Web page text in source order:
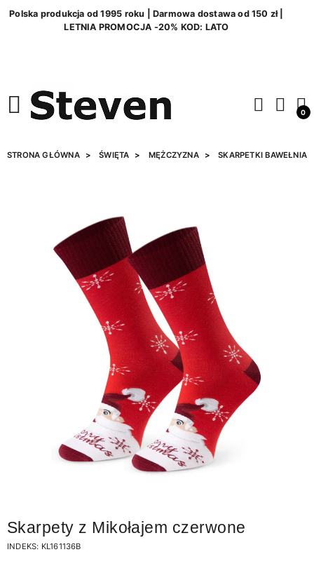
Polska produkcja od 1995 roku | Darmowa dostawa od 150 zł |
LETNIA PROMOCJA -20% KOD: LATO
0
STRONA GŁÓWNA ŚWIĘTA MĘŻCZYZNA SKARPETKI
Skarpety z Mikołajem czerwone
INDEKS: KL161136B